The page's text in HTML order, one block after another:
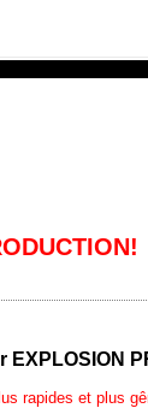
EXPLOSION
rapides et plus